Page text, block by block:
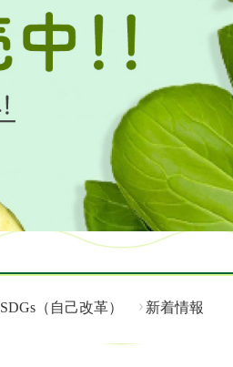
SDGs（自己改革） 新着情報